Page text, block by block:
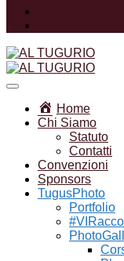
AL TUGURIO
Associazione
Home
Chi Siamo
Statuto
Contatti
Convenzioni
Sponsors
TugusPhoto
Portfolio